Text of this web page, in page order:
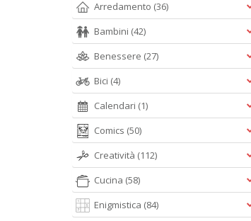
Arredamento (36)
Bambini (42)
Benessere (27)
Bici (4)
Calendari (1)
Comics (50)
Creatività (112)
Cucina (58)
Enigmistica (84)